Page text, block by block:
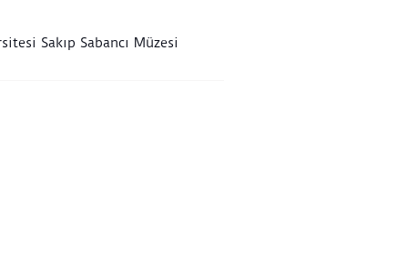
Sakıp Sabancı Müzesi